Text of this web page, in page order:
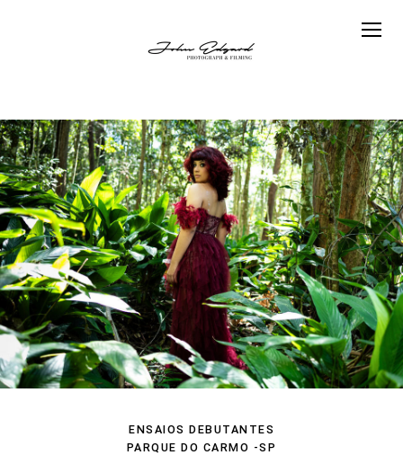
ENSAIOS DEBUTANTES
PARQUE DO CARMO -SP